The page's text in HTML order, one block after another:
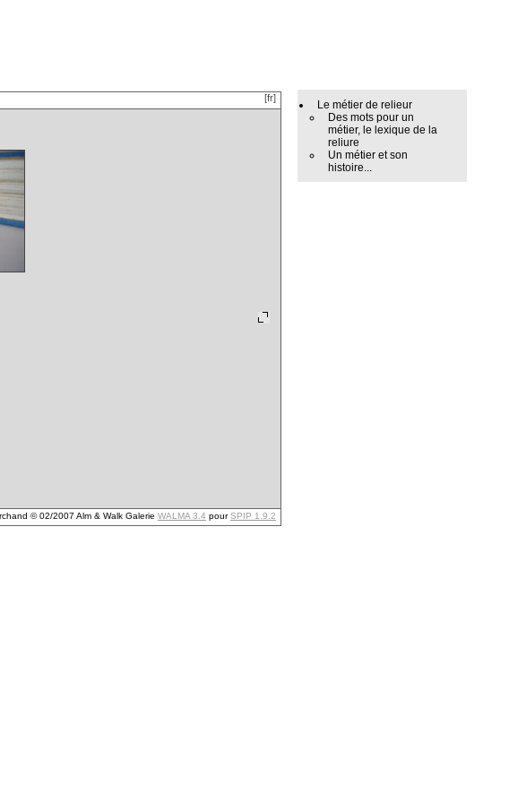
Le métier de relieur
Des mots pour un
métier, le lexique de la
reliure
Un métier et son
histoire...
[fr]
© 02/2007 Alm & Walk Galerie WALMA 3.4 pourSPIP 1.9.2